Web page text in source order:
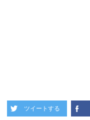
ツイートする